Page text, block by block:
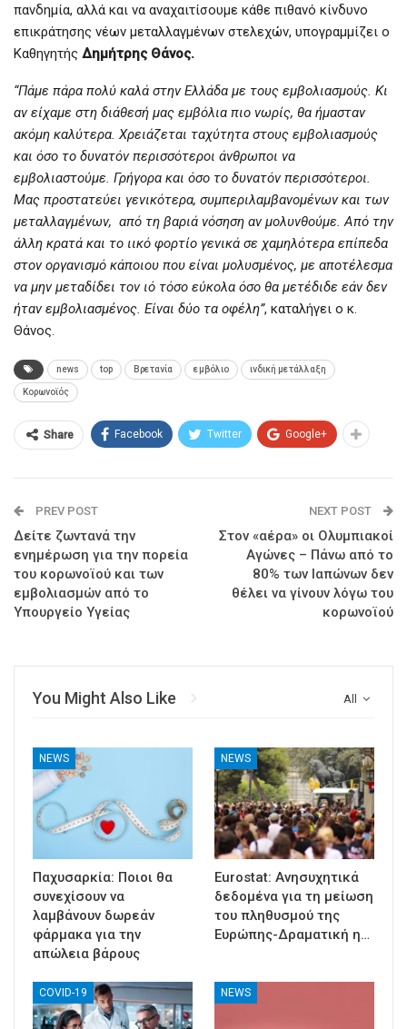
πανδημία, αλλά και να αναχαιτίσουμε κάθε πιθανό κίνδυνο
επικράτησης νέων μεταλλαγμένων στελεχών, υπογραμμίζει ο
Καθηγητής Δημήτρης Θάνος.
“Πάμε πάρα πολύ καλά στην Ελλάδα με τους εμβολιασμούς. Κι
αν είχαμε στη διάθεσή μας εμβόλια πιο νωρίς, θα ήμασταν
ακόμη καλύτερα. Χρειάζεται ταχύτητα στους εμβολιασμούς
και όσο το δυνατόν περισσότεροι άνθρωποι να
εμβολιαστούμε. Γρήγορα και όσο το δυνατόν περισσότεροι.
Μας προστατεύει γενικότερα, συμπεριλαμβανομένων και των
μεταλλαγμένων, από τη βαριά νόσηση αν μολυνθούμε. Από την
άλλη κρατά και το ιικό φορτίο γενικά σε χαμηλότερα επίπεδα
στον οργανισμό κάποιου που είναι μολυσμένος, με αποτέλεσμα
να μην μεταδίδει τον ιό τόσο εύκολα όσο θα μετέδιδε εάν δεν
ήταν εμβολιασμένος. Είναι δύο τα οφέλη”, καταλήγει ο κ.
Θάνος.
news top Βρετανία εμβόλιο ινδική μετάλλαξη
Κορωνοϊός
Share Facebook Twitter Google+
PREV POST
Δείτε ζωντανά την
ενημέρωση για την πορεία
του κορωνοϊού και των
εμβολιασμών από το
Υπουργείο Υγείας
NEXT POST
Στον «αέρα» οι Ολυμπιακοί
Αγώνες – Πάνω από το
80% των Ιαπώνων δεν
θέλει να γίνουν λόγω του
κορωνοϊού
All
You Might Also Like
NEWS
Παχυσαρκία: Ποιοι θα
συνεχίσουν να
λαμβάνουν δωρεάν
φάρμακα για την
απώλεια βάρους
NEWS
Eurostat: Ανησυχητικά
δεδομένα για τη μείωση
του πληθυσμού της
Ευρώπης-Δραματική η…
COVID-19 NEWS